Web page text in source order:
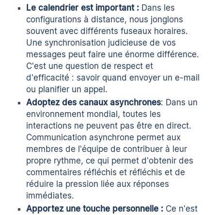
Le calendrier est important : Dans les
configurations à distance, nous jonglons
souvent avec différents fuseaux horaires.
Une synchronisation judicieuse de vos
messages peut faire une énorme différence.
C'est une question de respect et
d'efficacité : savoir quand envoyer un e-mail
ou planifier un appel.
Adoptez des canaux asynchrones: Dans un
environnement mondial, toutes les
interactions ne peuvent pas être en direct.
Communication asynchrone permet aux
membres de l'équipe de contribuer à leur
propre rythme, ce qui permet d'obtenir des
commentaires réfléchis et réfléchis et de
réduire la pression liée aux réponses
immédiates.
Apportez une touche personnelle : Ce n'est